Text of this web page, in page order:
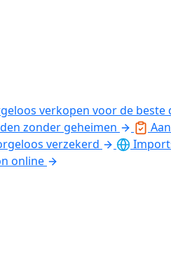
verkopen voor de beste
zonder geheimen
verzekerd
online